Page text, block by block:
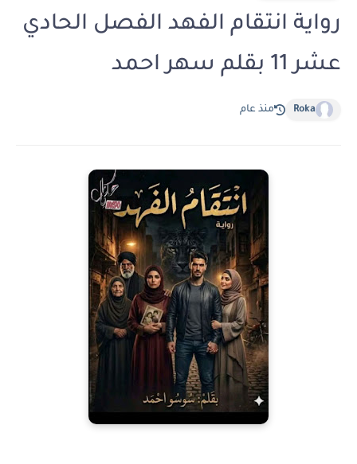
رواية انتقام الفهد الفصل الحادي
عشر 11 بقلم سهر احمد
Roka منذ عام